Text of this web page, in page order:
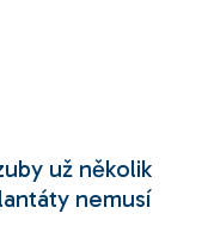
už několik
nemusí